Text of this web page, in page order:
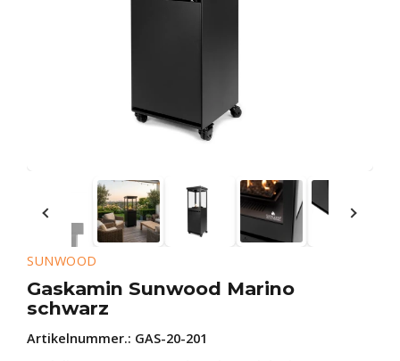
SUNWOOD
Gaskamin Sunwood Marino
schwarz
Artikelnummer.: GAS-20-201